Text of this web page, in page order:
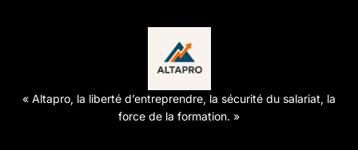
« Altapro, la liberté d’entreprendre, la sécurité du salariat, la
force de la formation. »